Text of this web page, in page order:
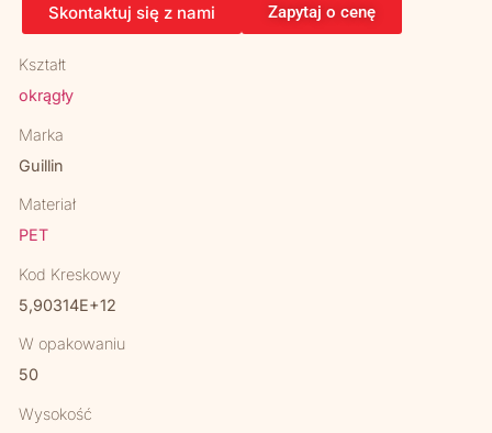
Skontaktuj się z nami Zapytaj o cenę
Kształt
okrągły
Marka
Guillin
Materiał
PET
Kod Kreskowy
5,90314E+12
W opakowaniu
50
Wysokość